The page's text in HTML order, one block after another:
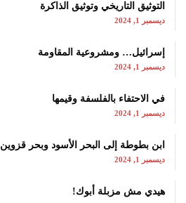
التوثيق التاريخي وتوثيق الذاكرة
ديسمبر 1, 2024
إسرائيل… ومشروعية المقاومة
ديسمبر 1, 2024
في الاحتفاء بالفلسفة وقيمها
ديسمبر 1, 2024
ابن بطوطة إلى البحر الأسود وبحر قزوين
ديسمبر 1, 2024
هيدي مش مزبلة أبوك!